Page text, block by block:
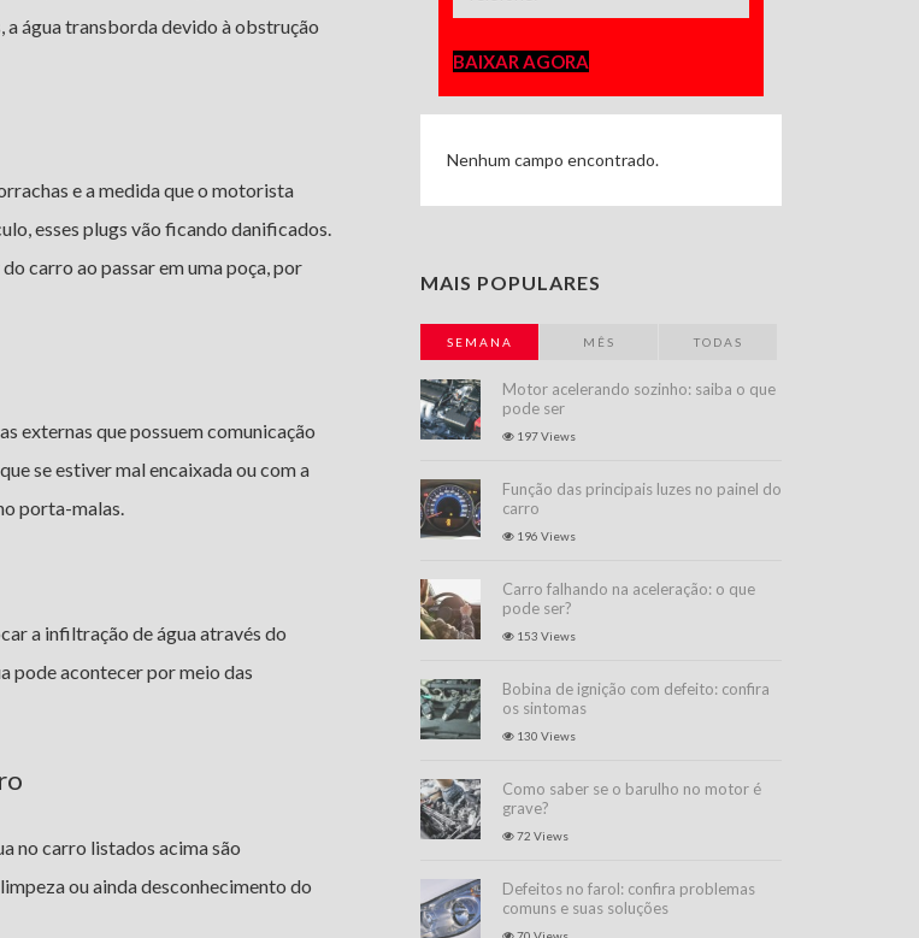
água transborda devido à obstrução
e a medida que o motorista
esses plugs vão ficando danificados.
carro ao passar em uma poça, por
externas que possuem comunicação
se estiver mal encaixada ou com a
porta-malas.
a infiltração de água através do
pode acontecer por meio das
no carro listados acima são
ou ainda desconhecimento do
BAIXAR AGORA
Nenhum campo encontrado.
MAIS POPULARES
SEMANA MÊS TODAS
Motor acelerando sozinho: saiba o que
pode ser
197 Views
Função das principais luzes no painel do
carro
196 Views
Carro falhando na aceleração: o que
pode ser?
153 Views
Bobina de ignição com defeito: confira
os sintomas
130 Views
Como saber se o barulho no motor é
grave?
72 Views
Defeitos no farol: confira problemas
comuns e suas soluções